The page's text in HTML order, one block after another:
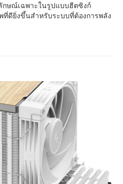
กษณ์เฉพาะในรูปแบบฮีตซิงก์
ที่ดียิ่งขึ้นสำหรับระบบที่ต้องการพลัง